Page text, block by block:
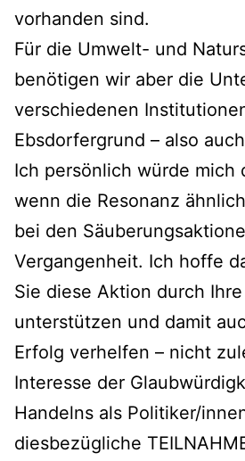
vorhanden sind.
Für die Umwelt- und
benötigen wir aber die
verschiedenen
Ebsdorfergrund – also
Ich persönlich würde mich
wenn die Resonanz
bei den
Vergangenheit. Ich hoffe
Sie diese Aktion durch
unterstützen und damit
Erfolg verhelfen – nicht
Interesse der
Handelns als Politiker/
diesbezügliche